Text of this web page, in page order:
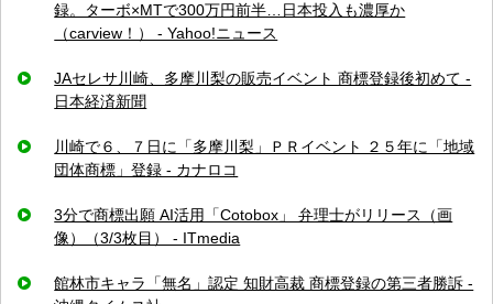
録。ターボ×MTで300万円前半…日本投入も濃厚か
（carview！） - Yahoo!ニュース
JAセレサ川崎、多摩川梨の販売イベント 商標登録後初めて -
日本経済新聞
川崎で６、７日に「多摩川梨」ＰＲイベント ２５年に「地域
団体商標」登録 - カナロコ
3分で商標出願 AI活用「Cotobox」 弁理士がリリース（画
像）（3/3枚目） - ITmedia
館林市キャラ「無名」認定 知財高裁 商標登録の第三者勝訴 -